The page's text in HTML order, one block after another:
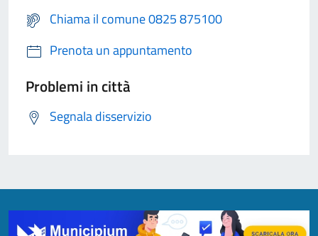
Chiama il comune 0825 875100
Prenota un appuntamento
Problemi in città
Segnala disservizio